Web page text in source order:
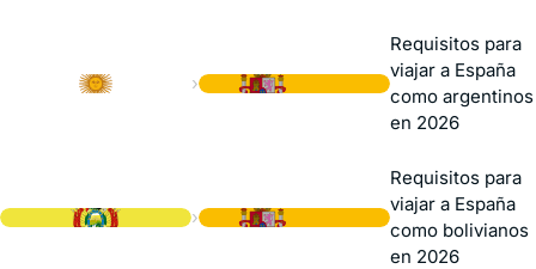
›
Requisitos para
viajar a España
como argentinos
en 2026
›
Requisitos para
viajar a España
como bolivianos
en 2026